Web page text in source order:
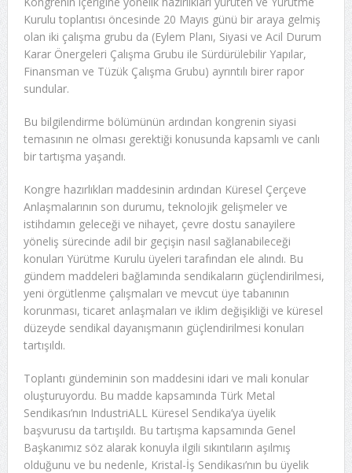
Kurulu toplantısı öncesinde 20 Mayıs günü bir araya gelmiş
olan iki çalışma grubu da (Eylem Planı, Siyasi ve Acil Durum
Karar Önergeleri Çalışma Grubu ile Sürdürülebilir Yapılar,
Finansman ve Tüzük Çalışma Grubu) ayrıntılı birer rapor
sundular.
Bu bilgilendirme bölümünün ardından kongrenin siyasi
temasının ne olması gerektiği konusunda kapsamlı ve canlı
bir tartışma yaşandı.
Kongre hazırlıkları maddesinin ardından Küresel Çerçeve
Anlaşmalarının son durumu, teknolojik gelişmeler ve
istihdamın geleceği ve nihayet, çevre dostu sanayilere
yöneliş sürecinde adil bir geçişin nasıl sağlanabileceği
konuları Yürütme Kurulu üyeleri tarafından ele alındı. Bu
gündem maddeleri bağlamında sendikaların güçlendirilmesi,
yeni örgütlenme çalışmaları ve mevcut üye tabanının
korunması, ticaret anlaşmaları ve iklim değişikliği ve küresel
düzeyde sendikal dayanışmanın güçlendirilmesi konuları
tartışıldı.
Toplantı gündeminin son maddesini idari ve mali konular
oluşturuyordu. Bu madde kapsamında Türk Metal
Sendikası’nın IndustriALL Küresel Sendika’ya üyelik
başvurusu da tartışıldı. Bu tartışma kapsamında Genel
Başkanımız söz alarak konuyla ilgili sıkıntıların aşılmış
olduğunu ve bu nedenle, Kristal-İş Sendikası’nın bu üyelik